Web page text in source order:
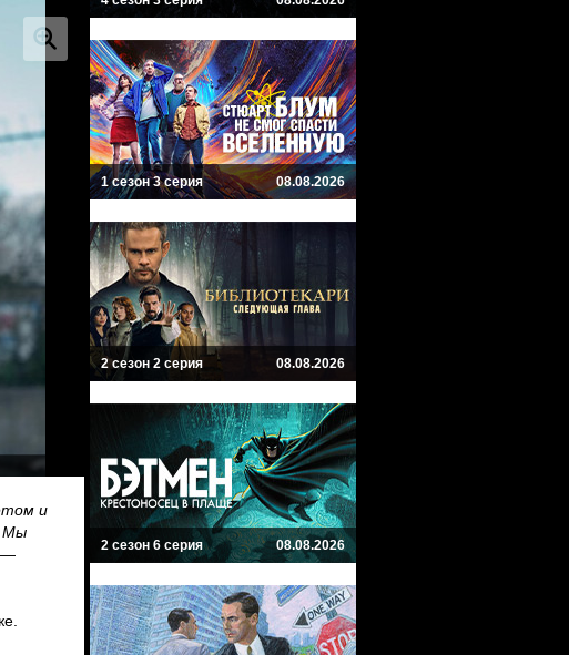
и
Мы
, —
1 сезон 3 серия 08.08.2026
2 сезон 2 серия 08.08.2026
2 сезон 6 серия 08.08.2026